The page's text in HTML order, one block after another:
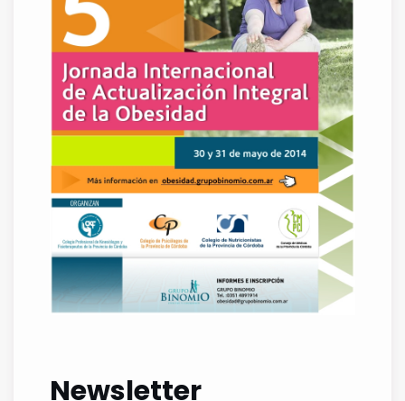
Newsletter